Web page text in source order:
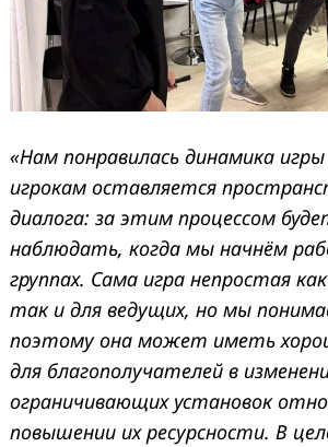
«Нам понравилась динамика
игрокам оставляется
диалога: за этим процессом
наблюдать, когда мы начнём
группах. Сама игра непростая
так и для ведущих, но мы
поэтому она может иметь
для благополучателей в
ограничивающих установок
повышении их ресурсности. В